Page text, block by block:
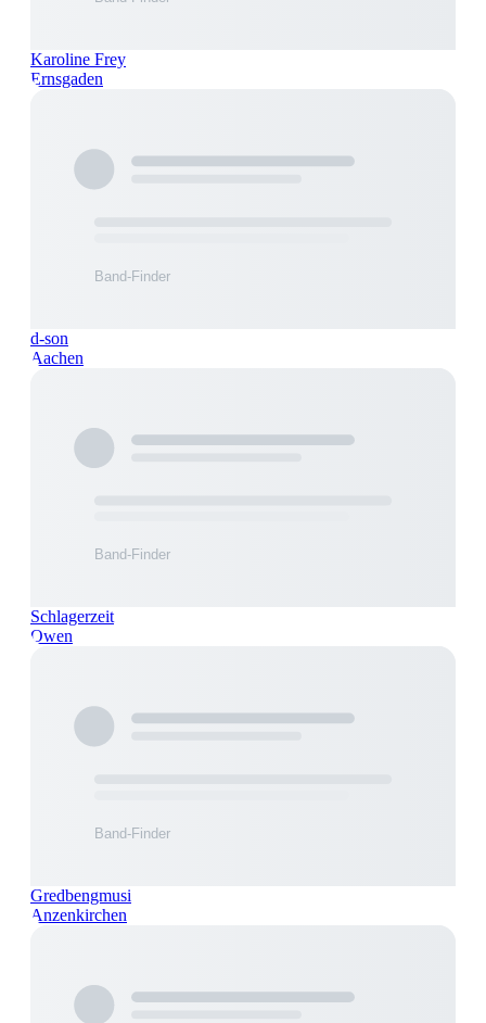
Karoline Frey
Ernsgaden
d-son
Aachen
Schlagerzeit
Owen
Gredbengmusi
Anzenkirchen